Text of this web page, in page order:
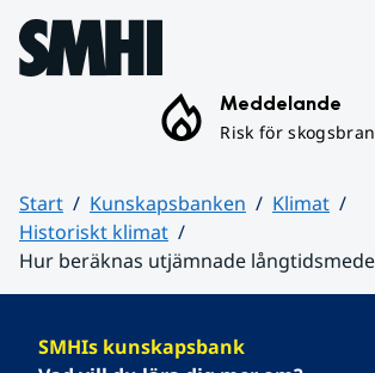
Hoppa till sidans innehåll
Meddelande
Risk för
Start Kunskapsbanken
Klimat
Historiskt klimat
Hur beräknas utjämnade
SMHIs kunskapsbank